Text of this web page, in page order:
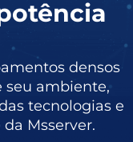
densos
seu ambiente,
tecnologias e
Msserver.